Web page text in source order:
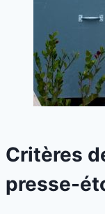
Critères
presse-